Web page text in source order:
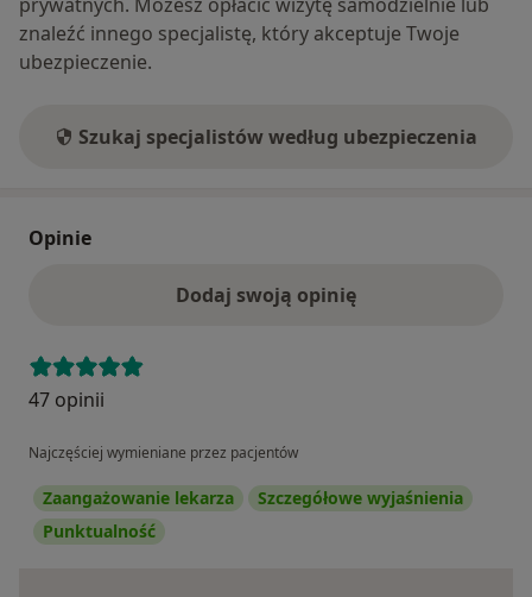
znaleźć innego specjalistę, który akceptuje Twoje
ubezpieczenie.
Szukaj specjalistów według ubezpieczenia
Opinie
Dodaj swoją opinię
47 opinii
Najczęściej wymieniane przez pacjentów
Zaangażowanie lekarza
Szczegółowe wyjaśnienia
Punktualność